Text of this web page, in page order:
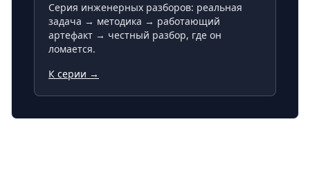
Серия инженерных разборов: реальная
задача → методика → работающий
артефакт → честный разбор, где он
ломается.
К серии →